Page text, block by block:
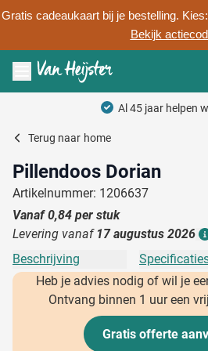
Gratis cadeaukaart bij je bestelling.
Bekijk
Ga naar de inhoud
Menu openen
Al 45 jaar helpen
Terug naar home
Pillendoos Dorian
Artikelnummer: 1206637
Vanaf0,84 per stuk
Levering vanaf 17 augustus 2026
Beschrijving
Heb je advies nodig of wil je
Ontvang binnen 1 uur een
Gratis offerte